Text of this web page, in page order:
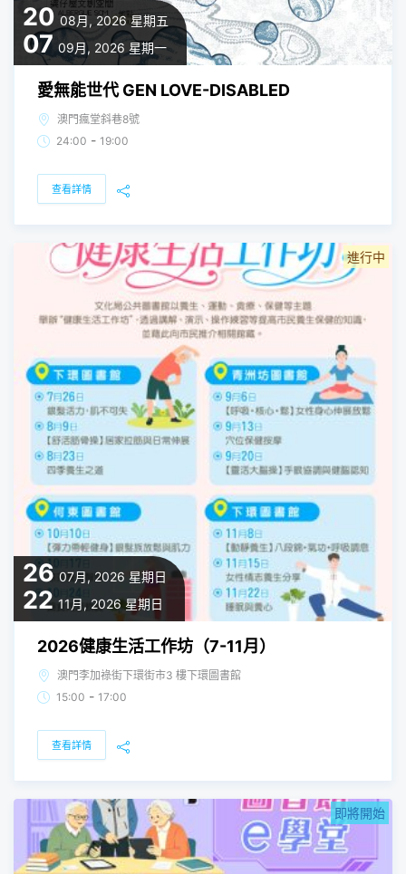
20 08月, 2026 星期五
07 09月, 2026 星期一
愛無能世代 GEN LOVE-DISABLED
澳門瘋堂斜巷8號
24:00 - 19:00
查看詳情
26 07月, 2026 星期日
22 11月, 2026 星期日
進行中
2026健康生活工作坊（7-11月）
澳門李加祿街下環街市3 樓下環圖書館
15:00 - 17:00
查看詳情
即將開始